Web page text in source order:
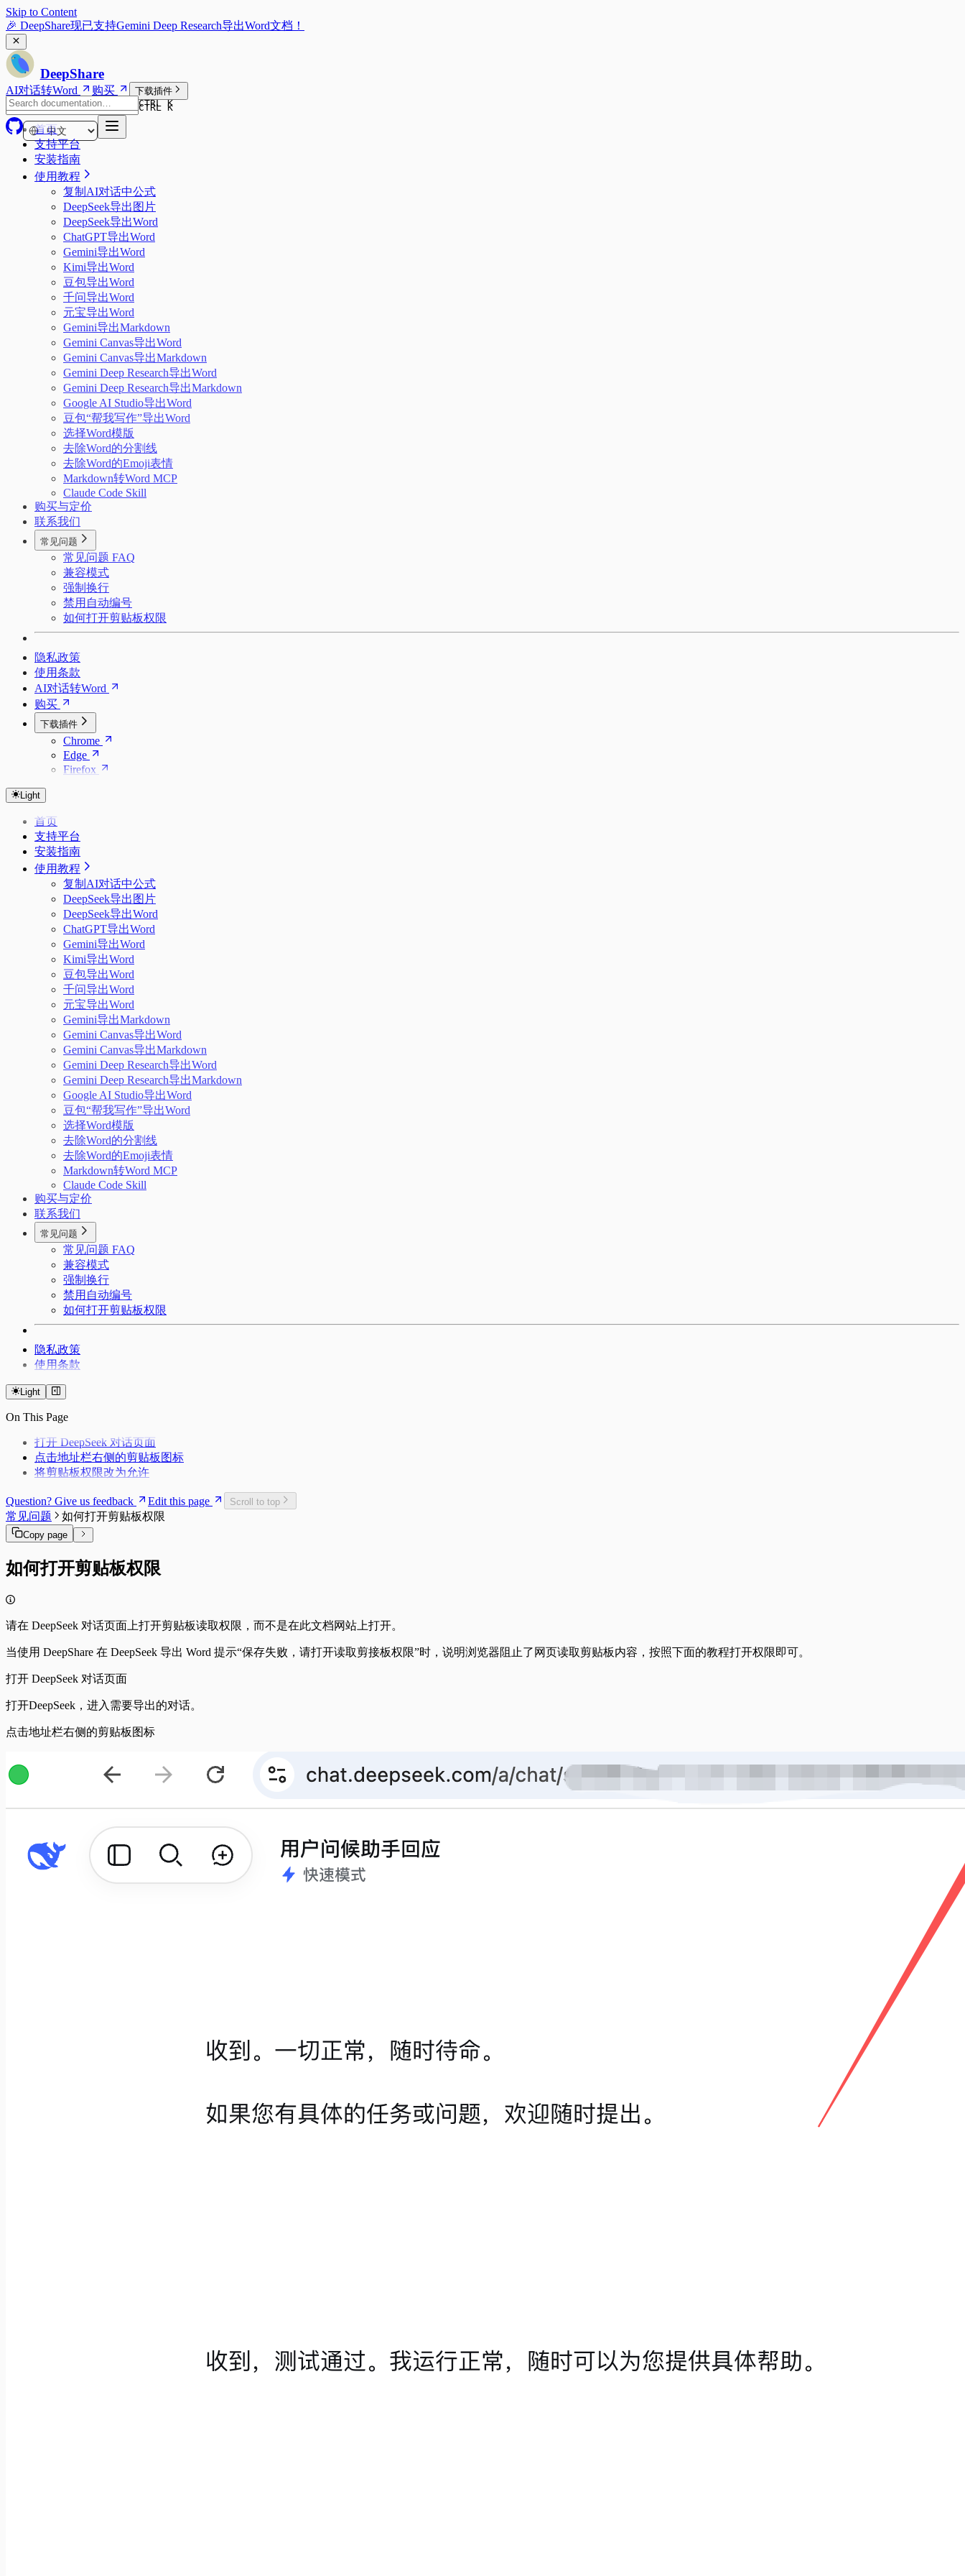
Skip to Content
🎉 DeepShare现已支持Gemini Deep Research导出Word文档！
DeepShare
AI对话转Word 购买
下载插件
CTRL K
CTRL K
首页
支持平台
安装指南
使用教程
复制AI对话中公式
DeepSeek导出图片
DeepSeek导出Word
ChatGPT导出Word
Gemini导出Word
Kimi导出Word
豆包导出Word
千问导出Word
元宝导出Word
Gemini导出Markdown
Gemini Canvas导出Word
Gemini Canvas导出Markdown
Gemini Deep Research导出Word
Gemini Deep Research导出Markdown
Google AI Studio导出Word
豆包“帮我写作”导出Word
选择Word模版
去除Word的分割线
去除Word的Emoji表情
Markdown转Word MCP
Claude Code Skill
购买与定价
联系我们
常见问题
常见问题 FAQ
兼容模式
强制换行
禁用自动编号
如何打开剪贴板权限
隐私政策
使用条款
AI对话转Word
购买
下载插件
Chrome
Edge
Firefox
Light
首页
支持平台
安装指南
使用教程
复制AI对话中公式
DeepSeek导出图片
DeepSeek导出Word
ChatGPT导出Word
Gemini导出Word
Kimi导出Word
豆包导出Word
千问导出Word
元宝导出Word
Gemini导出Markdown
Gemini Canvas导出Word
Gemini Canvas导出Markdown
Gemini Deep Research导出Word
Gemini Deep Research导出Markdown
Google AI Studio导出Word
豆包“帮我写作”导出Word
选择Word模版
去除Word的分割线
去除Word的Emoji表情
Markdown转Word MCP
Claude Code Skill
购买与定价
联系我们
常见问题
常见问题 FAQ
兼容模式
强制换行
禁用自动编号
如何打开剪贴板权限
隐私政策
使用条款
Light
On This Page
打开 DeepSeek 对话页面
点击地址栏右侧的剪贴板图标
将剪贴板权限改为允许
Question? Give us feedback Edit this page Scroll to top
常见问题 如何打开剪贴板权限
Copy page
如何打开剪贴板权限
请在 DeepSeek 对话页面上打开剪贴板读取权限，而不是在此文档网站上打开。
当使用 DeepShare 在 DeepSeek 导出 Word 提示“保存失败，请打开读取剪接板权限”时，说明浏览器阻止了网页读取剪贴板内容，按照下面的教程打开权限即可。
打开 DeepSeek 对话页面
打开DeepSeek，进入需要导出的对话。
点击地址栏右侧的剪贴板图标